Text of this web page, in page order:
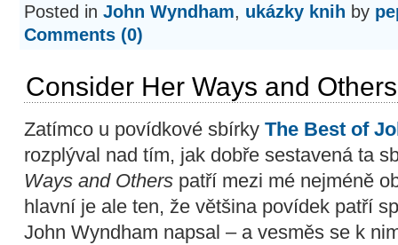
Posted in John Wyndham, ukázky knih by
Comments (0)
Consider Her Ways and
Zatímco u povídkové sbírky The Best of
rozplýval nad tím, jak dobře sestavená ta
Ways and Others patří mezi mé nejméně
hlavní je ale ten, že většina povídek patří
John Wyndham napsal – a vesměs se k